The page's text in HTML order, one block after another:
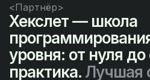
<Партнёр>
Хекслет — школа
уровня: от нуля
практика. Лучшая